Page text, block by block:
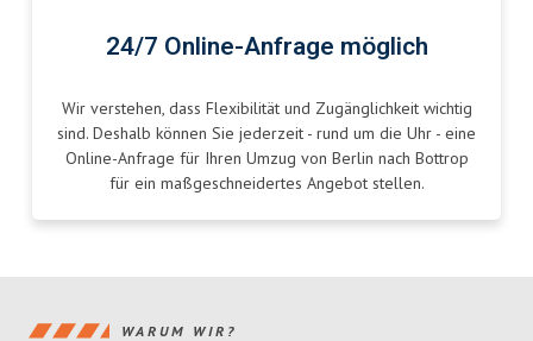
24/7 Online-Anfrage möglich
Wir verstehen, dass Flexibilität und Zugänglichkeit wichtig
sind. Deshalb können Sie jederzeit - rund um die Uhr - eine
Online-Anfrage für Ihren Umzug von Berlin nach Bottrop
für ein maßgeschneidertes Angebot stellen.
WARUM WIR?